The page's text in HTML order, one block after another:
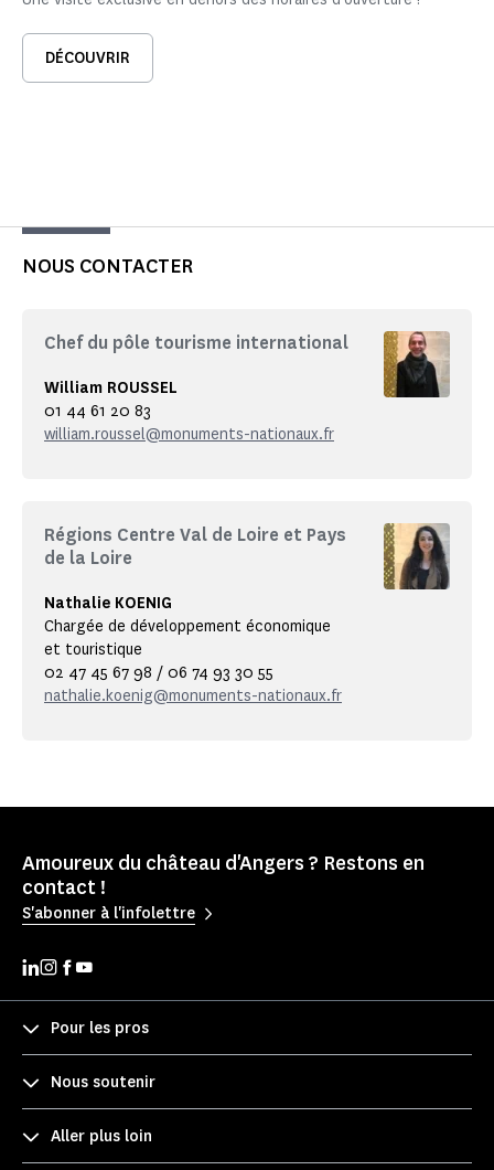
DÉCOUVRIR
NOUS CONTACTER
Chef du pôle tourisme international
William ROUSSEL
01 44 61 20 83
william.roussel@monuments-nationaux.fr
Régions Centre Val de Loire et Pays
de la Loire
Nathalie KOENIG
Chargée de développement économique
et touristique
02 47 45 67 98 / 06 74 93 30 55
nathalie.koenig@monuments-nationaux.fr
Amoureux du château d'Angers ? Restons en
contact !
S'abonner à l'infolettre
Pour les pros
Nous soutenir
Aller plus loin